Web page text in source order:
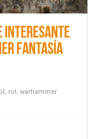
interesante
Fantasía
, rol,warhammer